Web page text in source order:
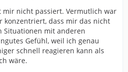
mir nicht passiert. Vermutlich war
konzentriert, dass mir das nicht
Situationen mit anderen
Gefühl, weil ich genau
schnell reagieren kann als
wäre.